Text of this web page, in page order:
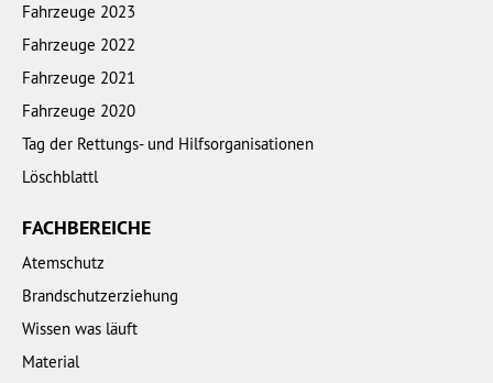
Fahrzeuge 2023
Fahrzeuge 2022
Fahrzeuge 2021
Fahrzeuge 2020
Tag der Rettungs- und Hilfsorganisationen
Löschblattl
FACHBEREICHE
Atemschutz
Brandschutzerziehung
Wissen was läuft
Material